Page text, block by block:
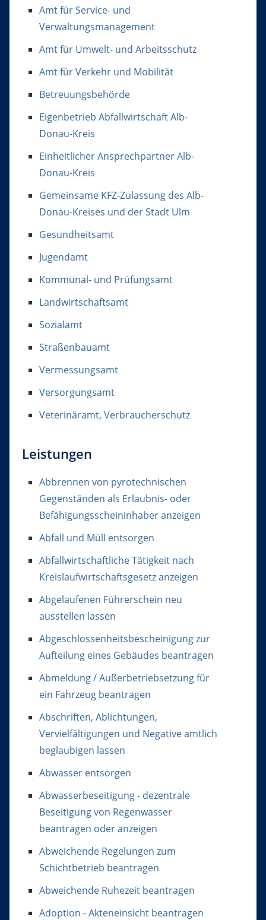
Amt für Service- und
Verwaltungsmanagement
Amt für Umwelt- und Arbeitsschutz
Amt für Verkehr und Mobilität
Betreuungsbehörde
Eigenbetrieb Abfallwirtschaft Alb-
Donau-Kreis
Einheitlicher Ansprechpartner Alb-
Donau-Kreis
Gemeinsame KFZ-Zulassung des Alb-
Donau-Kreises und der Stadt Ulm
Gesundheitsamt
Jugendamt
Kommunal- und Prüfungsamt
Landwirtschaftsamt
Sozialamt
Straßenbauamt
Vermessungsamt
Versorgungsamt
Veterinäramt, Verbraucherschutz
Leistungen
Abbrennen von pyrotechnischen
Gegenständen als Erlaubnis- oder
Befähigungsscheininhaber anzeigen
Abfall und Müll entsorgen
Abfallwirtschaftliche Tätigkeit nach
Kreislaufwirtschaftsgesetz anzeigen
Abgelaufenen Führerschein neu
ausstellen lassen
Abgeschlossenheitsbescheinigung zur
Aufteilung eines Gebäudes beantragen
Abmeldung / Außerbetriebsetzung für
ein Fahrzeug beantragen
Abschriften, Ablichtungen,
Vervielfältigungen und Negative amtlich
beglaubigen lassen
Abwasser entsorgen
Abwasserbeseitigung - dezentrale
Beseitigung von Regenwasser
beantragen oder anzeigen
Abweichende Regelungen zum
Schichtbetrieb beantragen
Abweichende Ruhezeit beantragen
Adoption - Akteneinsicht beantragen